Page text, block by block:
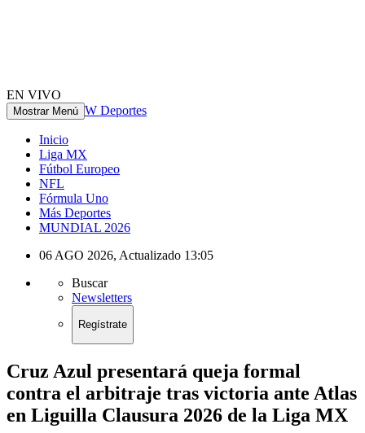
EN VIVO
Mostrar Menú W Deportes
Inicio
Liga MX
Fútbol Europeo
NFL
Fórmula Uno
Más Deportes
MUNDIAL 2026
06 AGO 2026, Actualizado 13:05
Buscar
Newsletters
Regístrate
Cruz Azul presentará queja formal
contra el arbitraje tras victoria ante Atlas
en Liguilla Clausura 2026 de la Liga MX